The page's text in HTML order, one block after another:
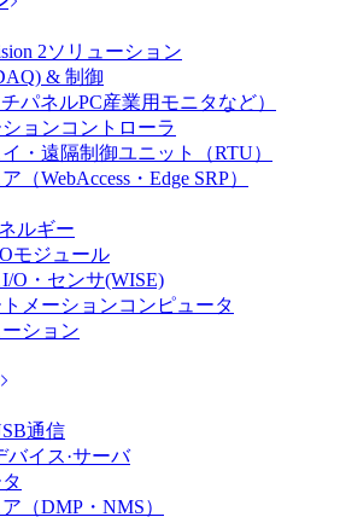
2ソリューション
& 制御
パネルPC産業用モニタなど）
ョンコントローラ
・遠隔制御ユニット（RTU）
（WebAccess・Edge SRP）
ルギー
モジュール
O・センサ(WISE)
メーションコンピュータ
ション
通信
バイス·サーバ
（DMP・NMS）